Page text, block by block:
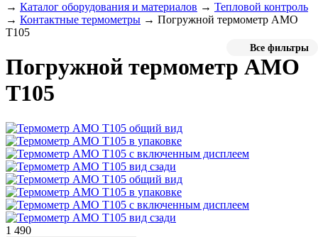
→ Каталог оборудования и материалов → Тепловой контроль
→ Контактные термометры → Погружной термометр AMO
T105
Все фильтры
Погружной термометр AMO
T105
1 490